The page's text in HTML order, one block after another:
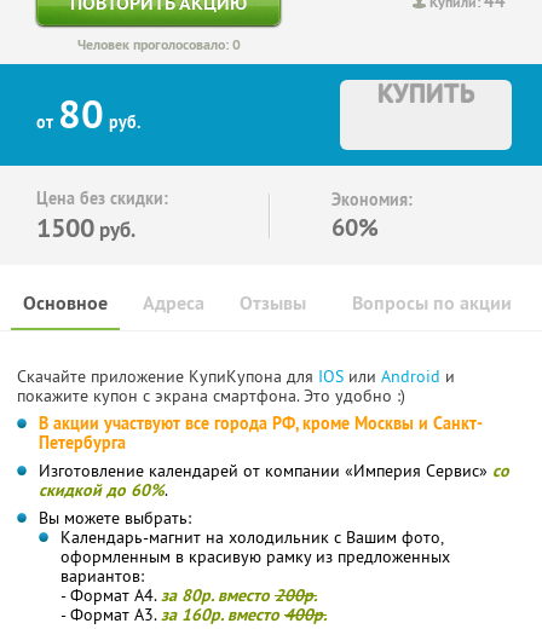
Человек проголосовало: 0
от 80 руб.
КУПИТЬ
Цена без скидки:
1500 руб.
Экономия:
60%
Основное Отзывы Вопросы по акции
Адреса
Скачайте приложение КупиКупона для IOS или Android и
покажите купон с экрана смартфона. Это удобно :)
В акции участвуют все города РФ, кроме Москвы и Санкт-
Петербурга
Изготовление календарей от компании «Империя Сервис» со
скидкой до 60%.
Вы можете выбрать:
Календарь-магнит на холодильник с Вашим фото,
оформленным в красивую рамку из предложенных
вариантов:
- Формат А4.за 80р. вместо 200р.
- Формат А3.за 160р. вместо 400р.